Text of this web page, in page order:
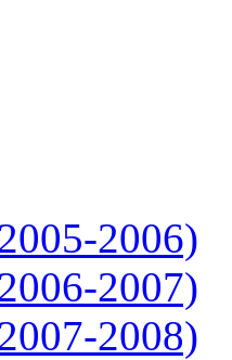
2006)
2007)
2008)